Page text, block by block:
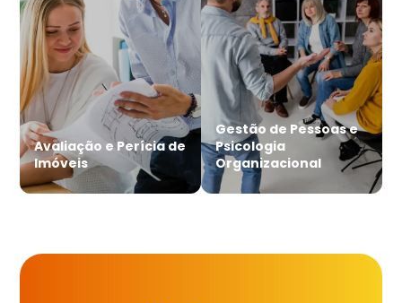
Avaliação e Perícia de
Imóveis
Gestão de Pessoas e
Psicologia
Organizacional